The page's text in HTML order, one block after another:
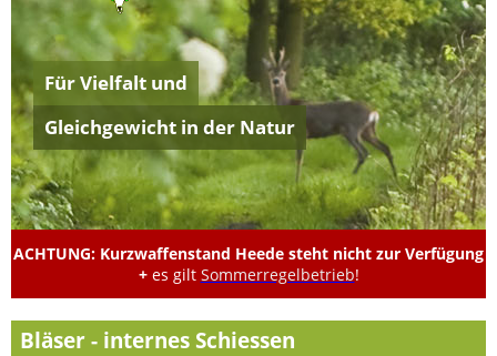
Für Vielfalt und
Gleichgewicht in der Natur
ACHTUNG: Kurzwaffenstand Heede steht nicht zur Verfügung
+ es gilt Sommerregelbetrieb!
Bläser - internes Schiessen